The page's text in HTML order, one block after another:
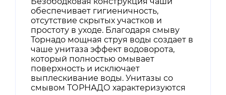
обеспечивает гигиеничность,
отсутствие скрытых участков и
простоту в уходе. Благодаря смыву
Торнадо мощная струя воды создает в
чаше унитаза эффект водоворота,
который полностью омывает
поверхность и исключает
выплескивание воды. Унитазы со
смывом ТОРНАДО характеризуются